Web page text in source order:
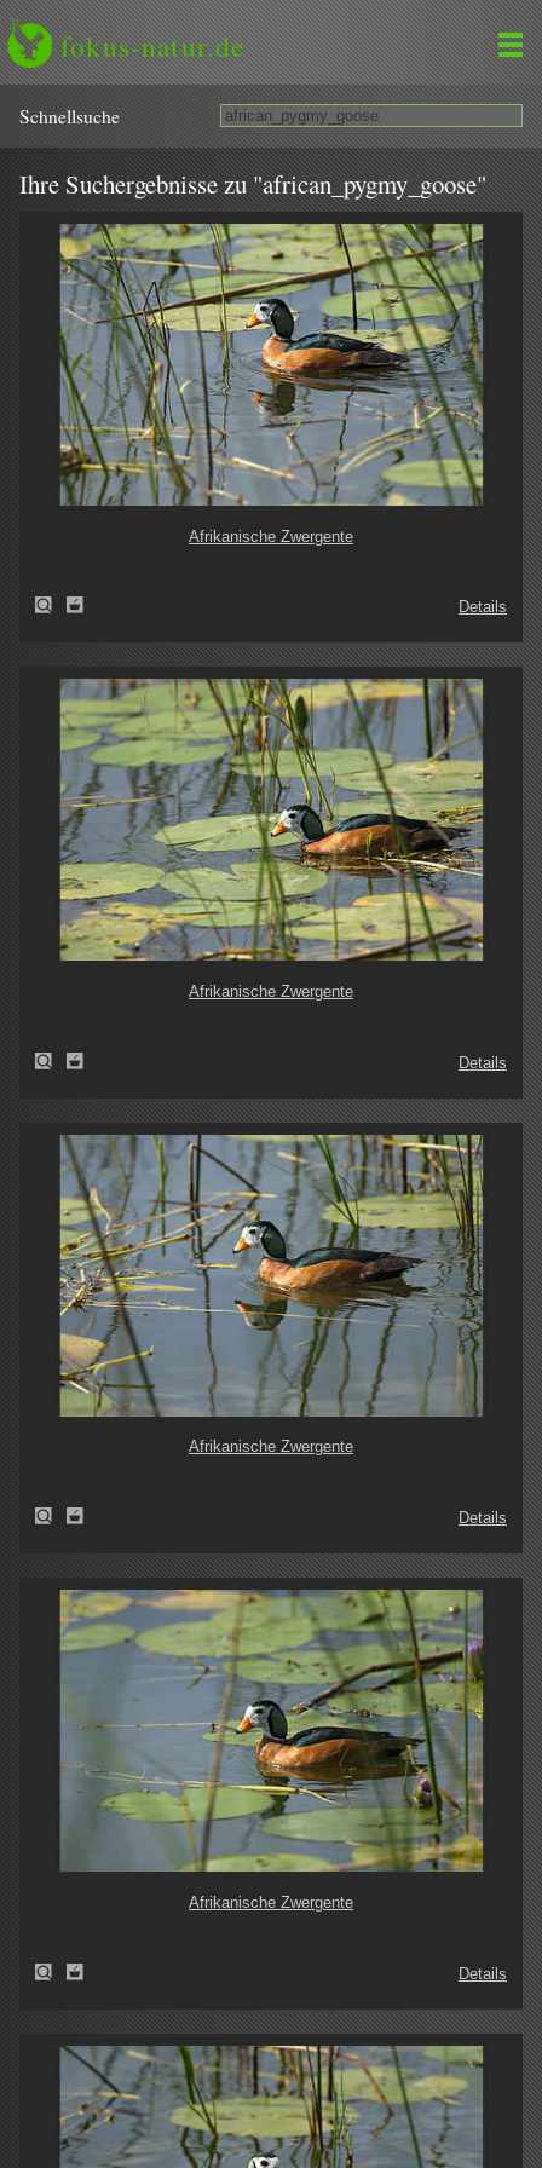
fokus-natur.de
Schnell­suche
Ihre Suchergebnisse zu "african_pygmy_goose"
Afrikanische Zwergente
Details
Afrikanische Zwergente
Details
Afrikanische Zwergente
Details
Afrikanische Zwergente
Details